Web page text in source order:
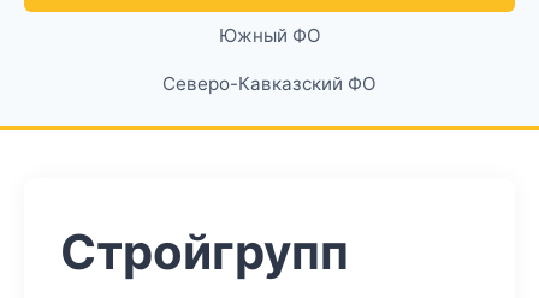
Южный ФО
Северо-Кавказский ФО
Стройгрупп